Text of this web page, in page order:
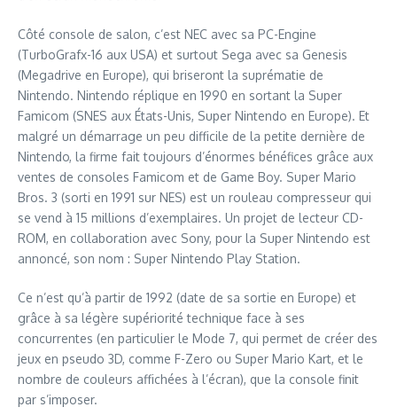
Côté console de salon, c’est NEC avec sa PC-Engine
(TurboGrafx-16 aux USA) et surtout Sega avec sa Genesis
(Megadrive en Europe), qui briseront la suprématie de
Nintendo. Nintendo réplique en 1990 en sortant la Super
Famicom (SNES aux États-Unis, Super Nintendo en Europe). Et
malgré un démarrage un peu difficile de la petite dernière de
Nintendo, la firme fait toujours d’énormes bénéfices grâce aux
ventes de consoles Famicom et de Game Boy. Super Mario
Bros. 3 (sorti en 1991 sur NES) est un rouleau compresseur qui
se vend à 15 millions d’exemplaires. Un projet de lecteur CD-
ROM, en collaboration avec Sony, pour la Super Nintendo est
annoncé, son nom : Super Nintendo Play Station.
Ce n’est qu’à partir de 1992 (date de sa sortie en Europe) et
grâce à sa légère supériorité technique face à ses
concurrentes (en particulier le Mode 7, qui permet de créer des
jeux en pseudo 3D, comme F-Zero ou Super Mario Kart, et le
nombre de couleurs affichées à l’écran), que la console finit
par s’imposer.